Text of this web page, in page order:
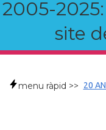
2005-
site
menu ràpid >> 20